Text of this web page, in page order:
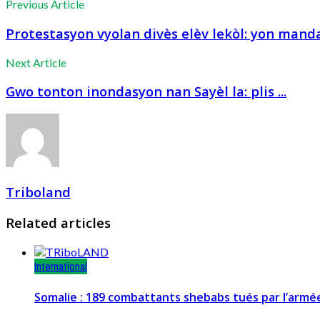
Previous Article
Protestasyon vyolan divès elèv lekòl: yon
Next Article
Gwo tonton inondasyon nan Sayèl la: plis ...
Triboland
Related articles
International
Somalie : 189 combattants shebabs tués par